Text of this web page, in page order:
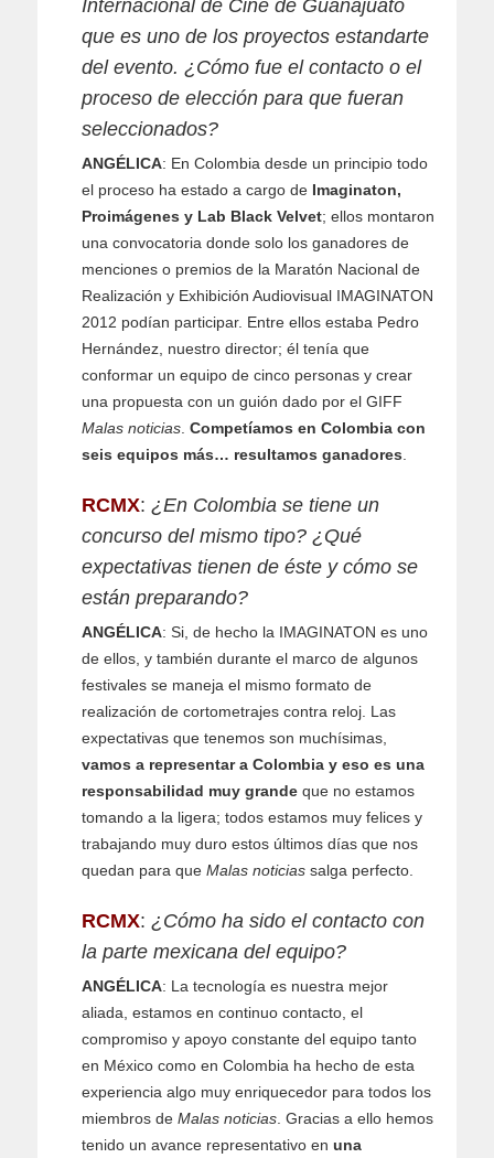
Internacional de Cine de Guanajuato
que es uno de los proyectos estandarte
del evento. ¿Cómo fue el contacto o el
proceso de elección para que fueran
seleccionados?
ANGÉLICA: En Colombia desde un principio todo
el proceso ha estado a cargo de Imaginaton,
Proimágenes y Lab Black Velvet; ellos montaron
una convocatoria donde solo los ganadores de
menciones o premios de la Maratón Nacional de
Realización y Exhibición Audiovisual IMAGINATON
2012 podían participar. Entre ellos estaba Pedro
Hernández, nuestro director; él tenía que
conformar un equipo de cinco personas y crear
una propuesta con un guión dado por el GIFF
Malas noticias Competíamos en Colombia con
seis equipos más… resultamos ganadores
RCMX: ¿En Colombia se tiene un
concurso del mismo tipo? ¿Qué
expectativas tienen de éste y cómo se
están preparando?
ANGÉLICA: Si, de hecho la IMAGINATON es uno
de ellos, y también durante el marco de algunos
festivales se maneja el mismo formato de
realización de cortometrajes contra reloj. Las
expectativas que tenemos son muchísimas,
vamos a representar a Colombia y eso es una
responsabilidad muy grande que no estamos
tomando a la ligera; todos estamos muy felices y
trabajando muy duro estos últimos días que nos
quedan para que Malas noticias salga perfecto.
RCMX: ¿Cómo ha sido el contacto con
la parte mexicana del equipo?
ANGÉLICA: La tecnología es nuestra mejor
aliada, estamos en continuo contacto, el
compromiso y apoyo constante del equipo tanto
en México como en Colombia ha hecho de esta
experiencia algo muy enriquecedor para todos los
miembros de Malas noticias . Gracias a ello hemos
tenido un avance representativo en una